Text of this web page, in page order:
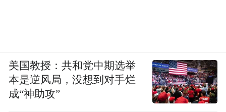
工作表彰
美国教授：共和党中期选举
本是逆风局，没想到对手烂
成“神助攻”